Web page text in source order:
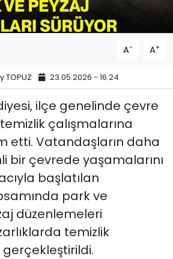
A- A+
TOPUZ 23.05.2026 - 16:24
ilçe genelinde çevre
çalışmalarına
etti. Vatandaşların daha
bir çevrede yaşamalarını
başlatılan
park ve
düzenlemeleri
temizlik
gerçekleştirildi.